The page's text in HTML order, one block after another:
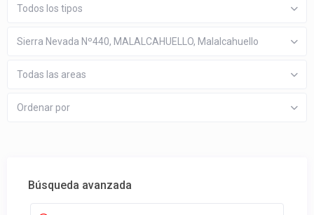
Todos los tipos
Sierra Nevada Nº440, MALALCAHUELLO, Malalcahuello
Todas las areas
Ordenar por
Búsqueda avanzada